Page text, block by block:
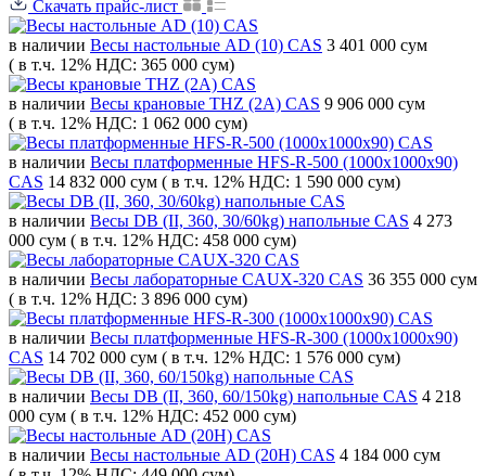
Скачать прайс-лист
в наличии Весы настольные AD (10) CAS 3 401 000 сум
( в т.ч. 12% НДС: 365 000 сум)
в наличии Весы крановые THZ (2A) CAS 9 906 000 сум
( в т.ч. 12% НДС: 1 062 000 сум)
в наличии Весы платформенные HFS-R-500 (1000x1000x90)
CAS 14 832 000 сум ( в т.ч. 12% НДС: 1 590 000 сум)
в наличии Весы DB (II, 360, 30/60kg) напольные CAS 4 273
000 сум ( в т.ч. 12% НДС: 458 000 сум)
в наличии Весы лабораторные CAUX-320 CAS 36 355 000 сум
( в т.ч. 12% НДС: 3 896 000 сум)
в наличии Весы платформенные HFS-R-300 (1000x1000x90)
CAS 14 702 000 сум ( в т.ч. 12% НДС: 1 576 000 сум)
в наличии Весы DB (II, 360, 60/150kg) напольные CAS 4 218
000 сум ( в т.ч. 12% НДС: 452 000 сум)
в наличии Весы настольные AD (20H) CAS 4 184 000 сум